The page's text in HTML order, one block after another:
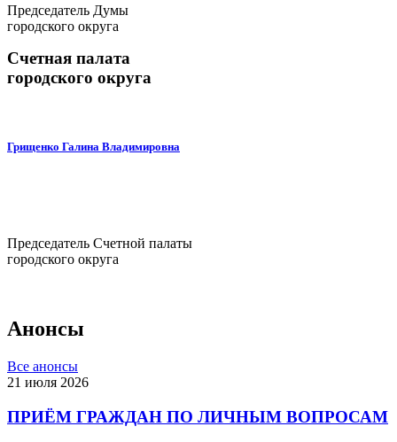
Председатель Думы
городского округа
Счетная палата
городского округа
Грищенко Галина Владимировна
Председатель Счетной палаты
городского округа
Анонсы
Все анонсы
21 июля 2026
ПРИЁМ ГРАЖДАН ПО ЛИЧНЫМ ВОПРОСАМ